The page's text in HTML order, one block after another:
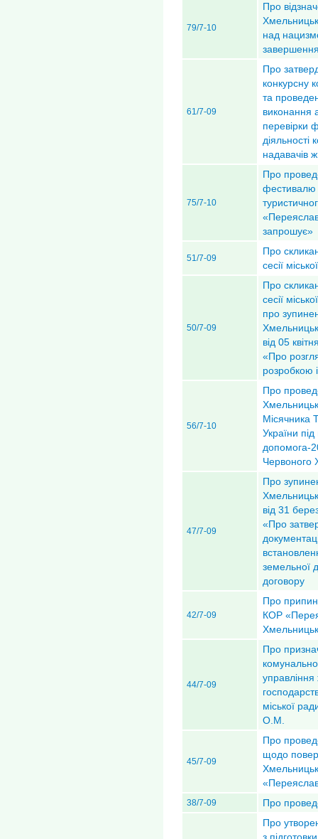
79/7-10
Про
над
завершення
61/7-09
Про
конкурсну
та
виконання
перевірки
діяльності
надавачів
75/7-10
Про
фестивалю
запрошує»
51/7-09
Про
сесії
50/7-09
Про
сесії
про
від 05
«Про
розробкою
56/7-10
Про
Місячника
України
допомога-
Червоного
47/7-09
Про
від 31
«Про
земельної
договору
42/7-09
Про
КОР
44/7-09
Про
міської
О.М.
45/7-09
Про
щодо
38/7-09
Про
Про